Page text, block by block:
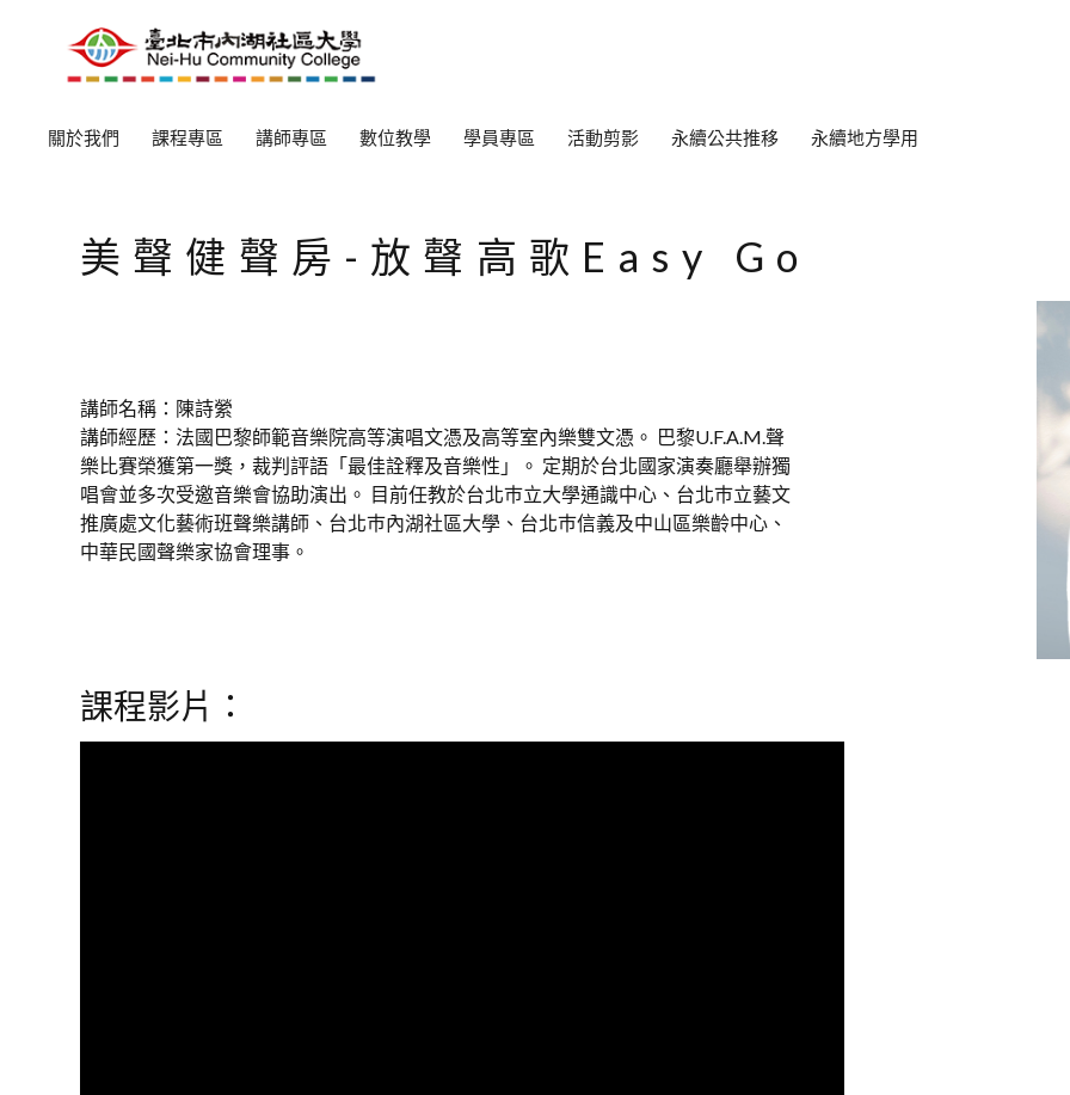
關於我們 課程專區 講師專區 數位教學 學員專區 活動剪影 永續公共推移 永續地方學用
美聲健聲房-放聲高歌Easy Go
講師名稱：陳詩縈
講師經歷：法國巴黎師範音樂院高等演唱文憑及高等室內樂雙文憑。 巴黎U.F.A.M.聲
樂比賽榮獲第一獎，裁判評語「最佳詮釋及音樂性」。 定期於台北國家演奏廳舉辦獨
唱會並多次受邀音樂會協助演出。 目前任教於台北巿立大學通識中心、台北巿立藝文
推廣處文化藝術班聲樂講師、台北巿內湖社區大學、台北巿信義及中山區樂齡中心、
中華民國聲樂家協會理事。
課程影片：